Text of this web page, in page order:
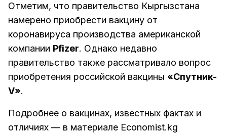
Отметим, что правительство Кыргызстана
намерено приобрести вакцину от
коронавируса производства американской
компании Pfizer. Однако недавно
правительство также рассматривало вопрос
приобретения российской вакцины «Спутник-
V».
Подробнее о вакцинах, известных фактах и
отличиях — в материале Economist.kg